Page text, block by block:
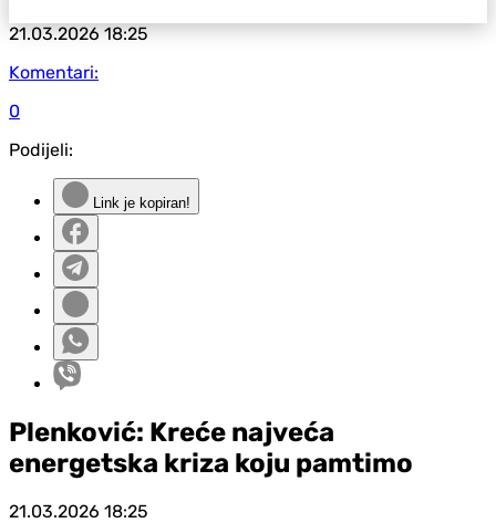
21.03.202618:25
Komentari:
0
Podijeli:
Link je kopiran!
Plenković: Kreće najveća
energetska kriza koju pamtimo
21.03.2026 18:25